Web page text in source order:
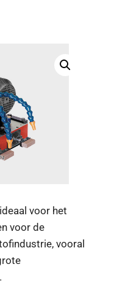
voor het
voor de
vooral